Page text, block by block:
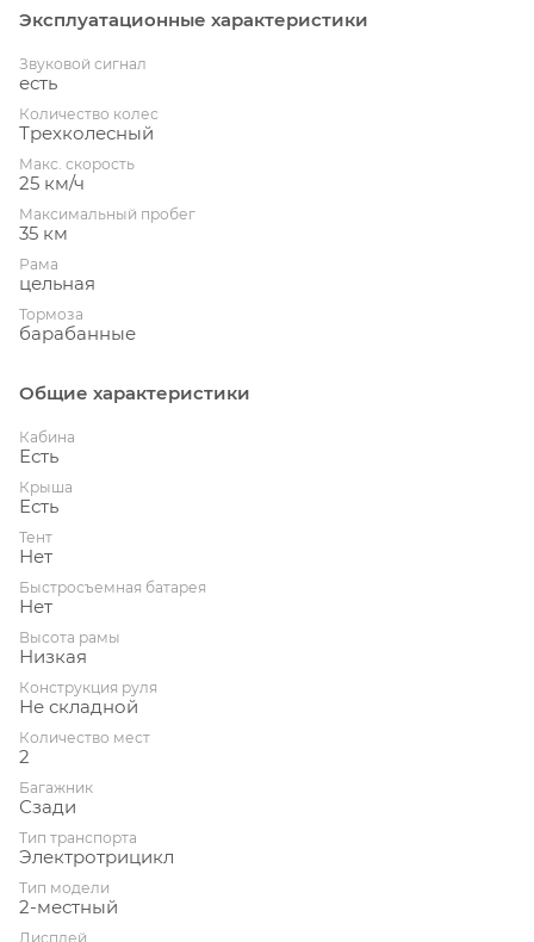
Эксплуатационные характеристики
Звуковой сигнал
есть
Количество колес
Трехколесный
Макс. скорость
25 км/ч
Максимальный пробег
35 км
Рама
цельная
Тормоза
барабанные
Общие характеристики
Кабина
Есть
Крыша
Есть
Тент
Нет
Быстросъемная батарея
Нет
Высота рамы
Низкая
Конструкция руля
Не складной
Количество мест
2
Багажник
Сзади
Тип транспорта
Электротрицикл
Тип модели
2-местный
Дисплей